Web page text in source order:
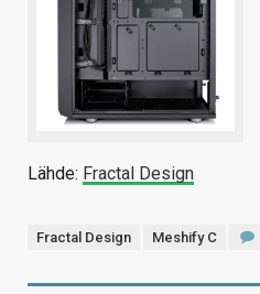
Lähde: Fractal Design
Fractal Design Meshify C